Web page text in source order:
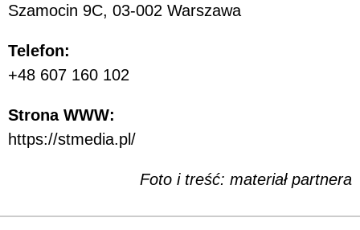
Szamocin 9C, 03-002 Warszawa
Telefon:
+48 607 160 102
Strona WWW:
https://stmedia.pl/
Foto i treść: materiał partnera